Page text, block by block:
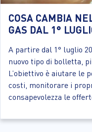
COSA CAMBIA
GAS DAL 1°
A partire dal 1° luglio
nuovo tipo di bolletta,
L’obiettivo è aiutare le
costi, monitorare i
consapevolezza le